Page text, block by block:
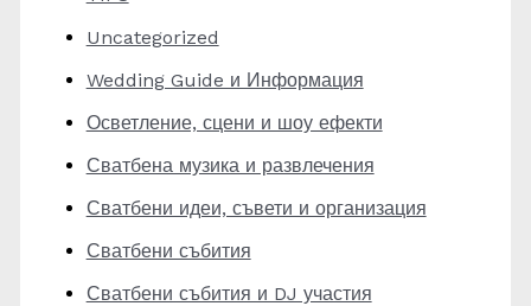
Uncategorized
Wedding Guide и Информация
Осветление, сцени и шоу ефекти
Сватбена музика и развлечения
Сватбени идеи, съвети и организация
Сватбени събития
Сватбени събития и DJ участия